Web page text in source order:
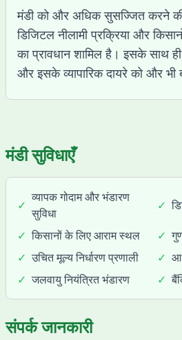
मंडी को और अधिक सुसज्जित करने
डिजिटल नीलामी प्रक्रिया और
का प्रावधान शामिल है। इसके साथ
और इसके व्यापारिक दायरे को और भी
मंडी सुविधाएँ
✓
व्यापक गोदाम और भंडारण
सुविधा
✓
✓ किसानों के लिए आराम स्थल ✓
✓ उचित मूल्य निर्धारण प्रणाली ✓
✓ जलवायु नियंत्रित भंडारण ✓
संपर्क जानकारी